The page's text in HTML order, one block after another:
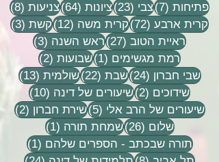
פתיחות (7) 7 פוסטיםצבי (23) 23 פוסטים
ציונות (64) 64 פוסטים
צניעות (8)
8 פוסטים
קרית ארבע (72) 72 פוסטים
קרית משה (12) 12 פוסטים
קשת (3)
3 פוסטים
ראיית הטוב (27) 27 פוסטים
ראש השנה (3)
3 פוסטים
רמת מגשימים (1) פוסט 1
שבועות (2)
2 פוסטים
שבי חברון (24) 24 פוסטים
שבת (22) 22 פוסטים
שולמית (13)
13 פוסטים
שידוכים (2) 2 פוסטיםשיעורים של דינה (10)
10 פוסטים
שיעורים של הרב אלי (5) 5 פוסטיםשירת חברון (2)
2 פוסטים
שלום (26) 26 פוסטים
שמחת תורה (1)
פוסט 1
תורה שבכתב - הספרים שלהם (1)
פוסט 1